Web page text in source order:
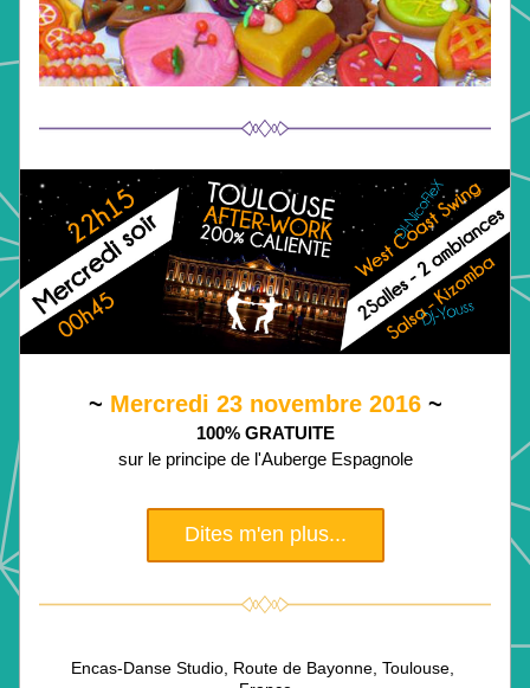
~ Mercredi 23 novembre 2016 ~
100% GRATUITE
sur le principe de l'Auberge Espagnole
Dites m'en plus...
Encas-Danse Studio, Route de Bayonne, Toulouse,